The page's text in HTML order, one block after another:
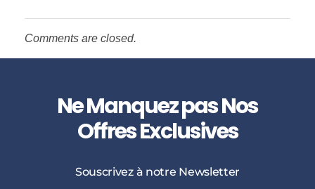
Comments are closed.
Ne Manquez pas Nos
Offres Exclusives
Souscrivez à notre Newsletter